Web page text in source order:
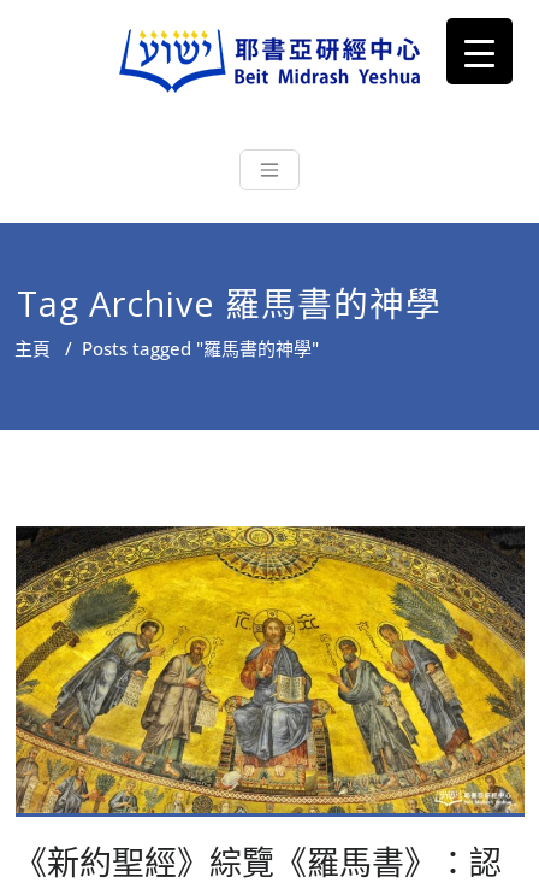
耶書亞研經中心
根源明白聖經，成為更好的門徒
Tag Archive 羅馬書的神學
主頁 / Posts tagged "羅馬書的神學"
《新約聖經》綜覽《羅馬書》：認